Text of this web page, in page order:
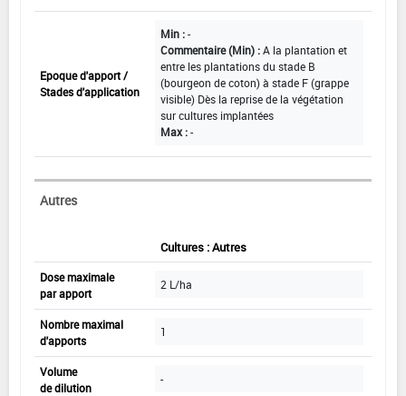
Epoque d'apport /
Stades d'application
Min :-
Commentaire (Min) :A la plantation et
entre les plantations du stade B
(bourgeon de coton) à stade F (grappe
visible) Dès la reprise de la végétation
sur cultures implantées
Max :-
Autres
Cultures : Autres
Dose maximale
par apport
2 L/ha
Nombre maximal
d'apports
1
Volume
de dilution
-